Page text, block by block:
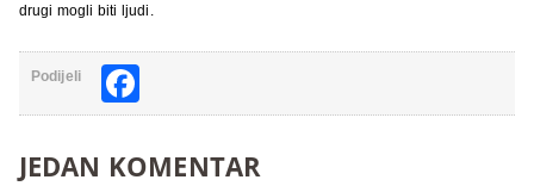
drugi mogli biti ljudi.
Podijeli
JEDAN KOMENTAR